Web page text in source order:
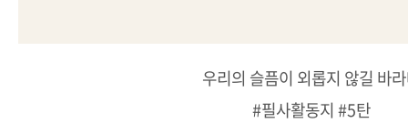
우리의 슬픔이 외롭지 않길 바
#필사활동지 #5탄